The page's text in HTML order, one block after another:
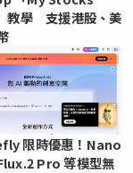
學 支援港股、美
限時優惠！Nano
Pro 等模型無